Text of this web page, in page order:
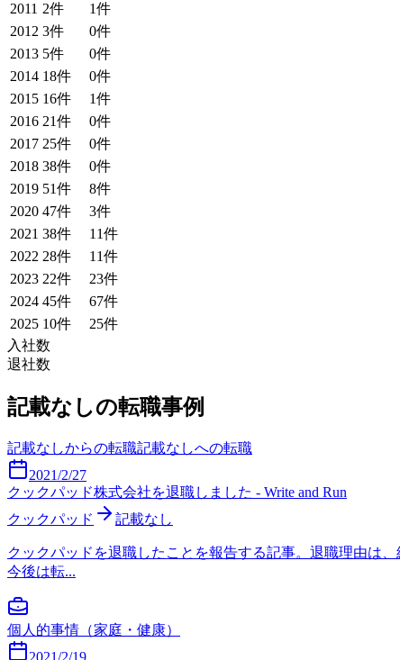
2011 2件 1件
2012 3件 0件
2013 5件 0件
2014 18件 0件
2015 16件 1件
2016 21件 0件
2017 25件 0件
2018 38件 0件
2019 51件 8件
2020 47件 3件
2021 38件 11件
2022 28件 11件
2023 22件 23件
2024 45件 67件
2025 10件 25件
入社数
退社数
記載なしの転職事例
記載なしからの転職記載なしへの転職
2021/2/27
クックパッド株式会社を退職しました - Write and Run
クックパッド
記載なし
クックパッドを退職したことを報告する記事。退職理由は
今後は転...
個人的事情（家庭・健康）
2021/2/19